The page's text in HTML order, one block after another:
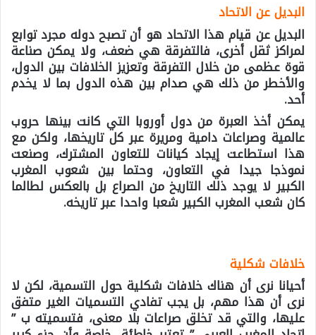
البديل عن الاتحاد
البديل عن قيام هذا الاتحاد هو أن تصبح دوله مجرد توابع
لمراكز ثقل أخرى، فالتفرقة هي ضعف، ولا يمكن صناعة
قوة عظمى من خلال التفرقة وتعزيز الخلافات بين الدول،
والأخطر من ذلك هي صدام بين هذه الدول بما لا يخدم
أحد.
يمكن أخذ العبرة من دول أوروبا التي كانت بينها حروب
عالمية وصراعات دامية ومريرة عبر كل تاريخها، ولكن مع
هذا استطاعت إيجاد كيانات للتعاون المشترك، وصنعت
نموذجا جيدا في التعاون، وحتما بين شعوب المغرب
الكبير لا يوجد ذلك التاريخ من الصراع بل بالعكس لطالما
كان شعب المغرب الكبير شعبا واحدا عبر تاريخه.
خلافات شكلية
أحيانا نرى أن هناك خلافات شكلية حول التسمية، لكن لا
نرى أن هذا مهم، بل يجب تفادي التسميات الغير متفق
عليها، والتي قد تخلق صراعات بلا معنى، فتسميته ب ”